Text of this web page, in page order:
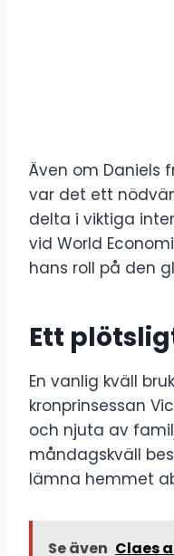
Även om Daniels
var det ett
delta i viktiga
vid World
hans roll på den
Ett
En vanlig kväll
kronprinsessan
och njuta av
måndagskväll
lämna hemmet
Se även Claes